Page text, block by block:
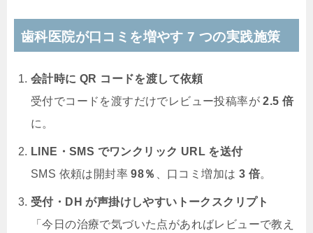
歯科医院が口コミを増やす 7 つの実践施策
会計時に QR コードを渡して依頼
受付でコードを渡すだけでレビュー投稿率が2.5 倍
に。
LINE・SMS でワンクリック URL を送付
SMS 依頼は開封率98％ 、口コミ増加は 3 倍。
受付・DH が声掛けしやすいトークスクリプト
「今日の治療で気づいた点があればレビューで教え